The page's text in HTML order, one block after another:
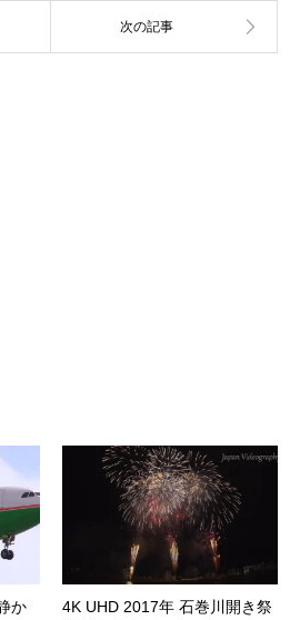
か
4K UHD 2017年 石巻川開き祭